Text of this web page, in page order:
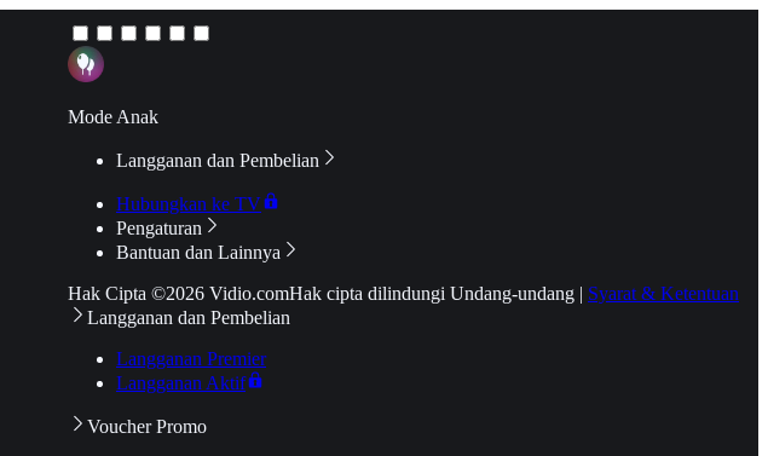
Mode Anak
Langganan dan Pembelian
Hubungkan ke TV
Pengaturan
Bantuan dan Lainnya
Hak Cipta ©2026 Vidio.comHak cipta dilindungi Undang-undang | Syarat & Ketentuan
Langganan dan Pembelian
Langganan Premier
Langganan Aktif
Voucher Promo